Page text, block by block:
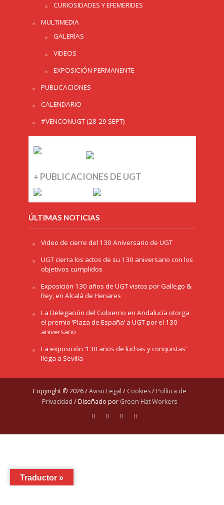
CURIOSIDADES Y EFEMERIDES
MULTIMEDIA
GALERÍAS
VIDEOS
EXPOSICIÓN PERMANENTE
PUBLICACIONES
CALENDARIO
#VENCONUGT (28-29 SEPT)
+ PUBLICACIONES DE UGT
ÚLTIMAS NOTICIAS
Video de cierre del 130 Aniversario de UGT
UGT cierra los actos de su 130 aniversario con los
objetivos cumplidos
Exposición 130 años de UGT vistos por Gallego &
Rey, en Alcalá de Henares
La Delegación del Gobierno en Andalucía otorga
el premio ‘Plaza de España’ a UGT por el 130
aniversario
La exposición ‘130 años de luchas y conquistas’
llega a Sevilla
Copyright © 2026 /Aviso Legal / Cookies/ Política de
Privacidad / Diseñado por Green Hat Workers
Traductor »